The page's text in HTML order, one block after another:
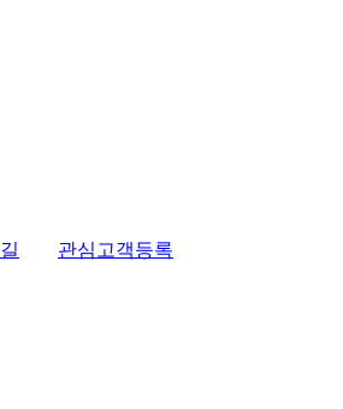
관심고객등록